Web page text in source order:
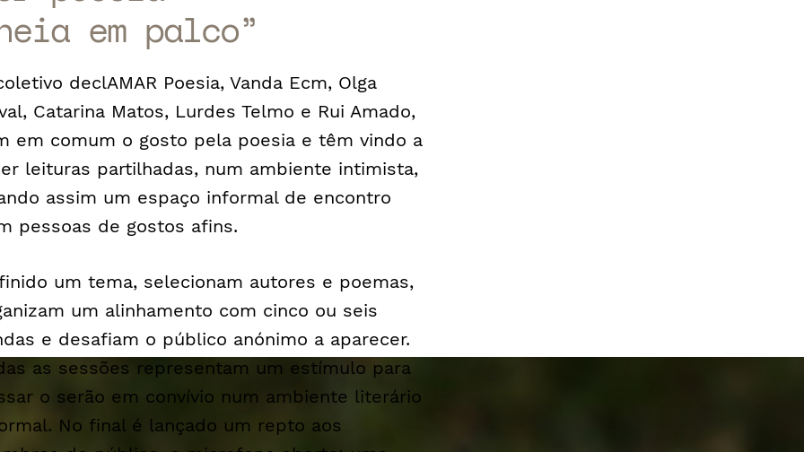
em palco
declAMAR Poesia, Vanda Ecm, Olga
Catarina Matos, Lurdes Telmo e Rui Amado,
em comum o gosto pela poesia e têm vindo a
leituras partilhadas, num ambiente intimista,
assim um espaço informal de encontro
pessoas de gostos afins.
um tema, selecionam autores e poemas,
um alinhamento com cinco ou seis
e desafiam o público anónimo a aparecer.
as sessões representam um estímulo para
o serão em convívio num ambiente literário
No final é lançado um repto aos